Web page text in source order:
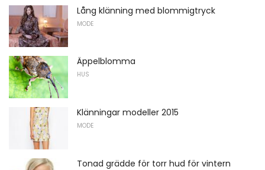
Lång klänning med blommigtryck
MODE
Äppelblomma
HUS
Klänningar modeller 2015
MODE
Tonad grädde för torr hud för vintern